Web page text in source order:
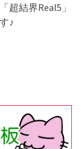
超結界Real5」
♪